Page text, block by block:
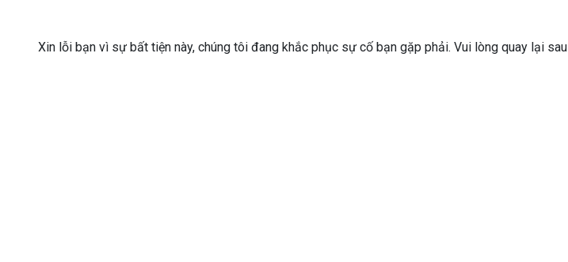
Xin lỗi bạn vì sự bất tiện này, chúng tôi đang khắc phục sự cố bạn gặp phải. Vui lòng quay lại sau